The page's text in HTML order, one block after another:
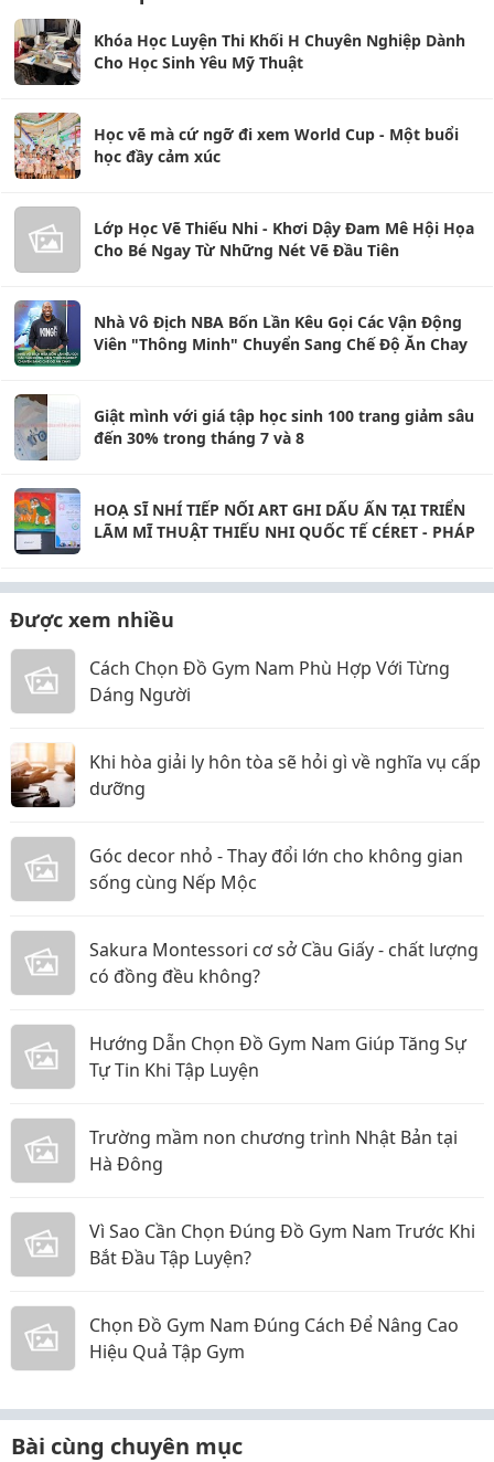
Khóa Học Luyện Thi Khối H Chuyên Nghiệp Dành
Cho Học Sinh Yêu Mỹ Thuật
Học vẽ mà cứ ngỡ đi xem World Cup - Một buổi
học đầy cảm xúc
Lớp Học Vẽ Thiếu Nhi - Khơi Dậy Đam Mê Hội Họa
Cho Bé Ngay Từ Những Nét Vẽ Đầu Tiên
Nhà Vô Địch NBA Bốn Lần Kêu Gọi Các Vận Động
Viên "Thông Minh" Chuyển Sang Chế Độ Ăn Chay
Giật mình với giá tập học sinh 100 trang giảm sâu
đến 30% trong tháng 7 và 8
HOẠ SĨ NHÍ TIẾP NỐI ART GHI DẤU ẤN TẠI TRIỂN
LÃM MĨ THUẬT THIẾU NHI QUỐC TẾ CÉRET - PHÁP
Được xem nhiều
Cách Chọn Đồ Gym Nam Phù Hợp Với Từng
Dáng Người
Khi hòa giải ly hôn tòa sẽ hỏi gì về nghĩa vụ cấp
dưỡng
Góc decor nhỏ - Thay đổi lớn cho không gian
sống cùng Nếp Mộc
Sakura Montessori cơ sở Cầu Giấy - chất lượng
có đồng đều không?
Hướng Dẫn Chọn Đồ Gym Nam Giúp Tăng Sự
Tự Tin Khi Tập Luyện
Trường mầm non chương trình Nhật Bản tại
Hà Đông
Vì Sao Cần Chọn Đúng Đồ Gym Nam Trước Khi
Bắt Đầu Tập Luyện?
Chọn Đồ Gym Nam Đúng Cách Để Nâng Cao
Hiệu Quả Tập Gym
Bài cùng chuyên mục